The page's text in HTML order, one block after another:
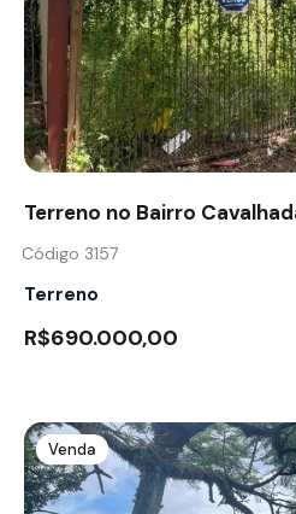
Terreno no Bairro
Código 3157
Terreno
R$690.000,00
Venda